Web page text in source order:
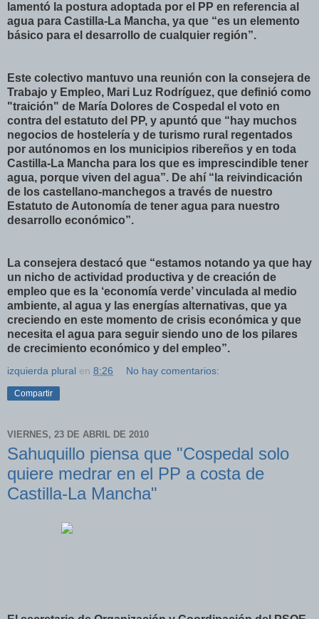
lamentó la postura adoptada por el PP en referencia al
agua para Castilla-La Mancha, ya que “es un elemento
básico para el desarrollo de cualquier región”.
Este colectivo mantuvo una reunión con la consejera de
Trabajo y Empleo, Mari Luz Rodríguez, que definió como
"traición" de María Dolores de Cospedal el voto en
contra del estatuto del PP, y apuntó que “hay muchos
negocios de hostelería y de turismo rural regentados
por autónomos en los municipios ribereños y en toda
Castilla-La Mancha para los que es imprescindible tener
agua, porque viven del agua”. De ahí “la reivindicación
de los castellano-manchegos a través de nuestro
Estatuto de Autonomía de tener agua para nuestro
desarrollo económico”.
La consejera destacó que “estamos notando ya que hay
un nicho de actividad productiva y de creación de
empleo que es la ‘economía verde’ vinculada al medio
ambiente, al agua y las energías alternativas, que ya
creciendo en este momento de crisis económica y que
necesita el agua para seguir siendo uno de los pilares
de crecimiento económico y del empleo”.
izquierda plural en 8:26 No hay comentarios:
Compartir
VIERNES, 23 DE ABRIL DE 2010
Sahuquillo piensa que "Cospedal solo
quiere medrar en el PP a costa de
Castilla-La Mancha"